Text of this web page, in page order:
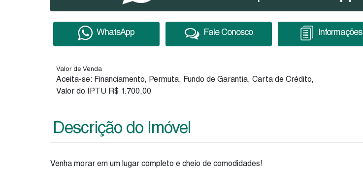
WhatsApp Fale Conosco Informações
Valor de Venda
Aceita-se: Financiamento, Permuta, Fundo de Garantia, Carta de Crédito,
Valor do IPTU R$ 1.700,00
Descrição do Imóvel
Venha morar em um lugar completo e cheio de comodidades!